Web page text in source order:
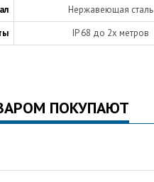
Нержавеющая сталь
IP 68 до 2х метров
ПОКУПАЮТ